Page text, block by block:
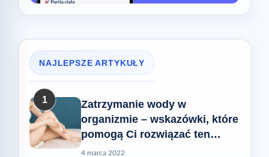
NAJLEPSZE ARTYKUŁY
1
Zatrzymanie wody w
organizmie – wskazówki, które
pomogą Ci rozwiązać ten
problem
4 marca 2022